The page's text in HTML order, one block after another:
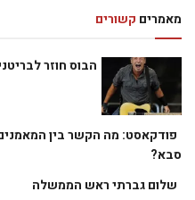
מאמרים קשורים
הבוס חוזר
פודקאסט: מה הקשר בין
סבא?
שלום גברתי ראש הממשלה